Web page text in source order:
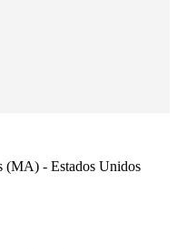
(MA) - Estados Unidos